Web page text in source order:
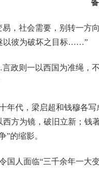
易，社会需要，别转一方
以彼为破坏之目标……”
政则一以西国为准绳，
年代，梁启超和钱穆各
方为镜，破旧立新；钱
”的缩影。
国人面临“三千余年一大